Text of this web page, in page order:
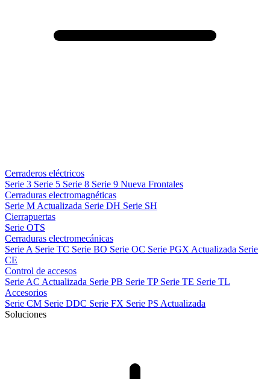
Cerraderos eléctricos
Serie 3 Serie 5 Serie 8 Serie 9 Nueva Frontales
Cerraduras electromagnéticas
Serie M Actualizada Serie DH Serie SH
Cierrapuertas
Serie OTS
Cerraduras electromecánicas
Serie A Serie TC Serie BO Serie OC Serie PGX Actualizada Serie
CE
Control de accesos
Serie AC Actualizada Serie PB Serie TP Serie TE Serie TL
Accesorios
Serie CM Serie DDC Serie FX Serie PS Actualizada
Soluciones